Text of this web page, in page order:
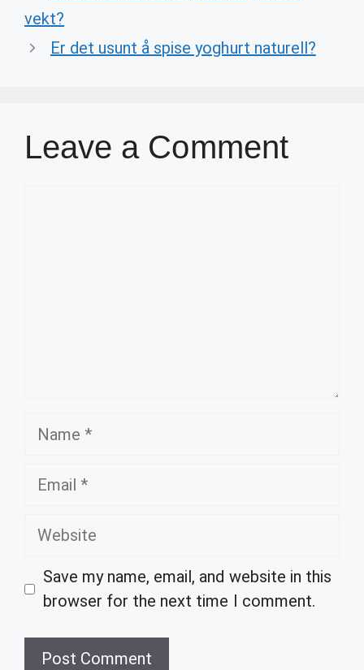
vekt?
Er det usunt å spise yoghurt naturell?
Leave a Comment
Name
Email
Website
Save my name, email, and website in this
browser for the next time I comment.